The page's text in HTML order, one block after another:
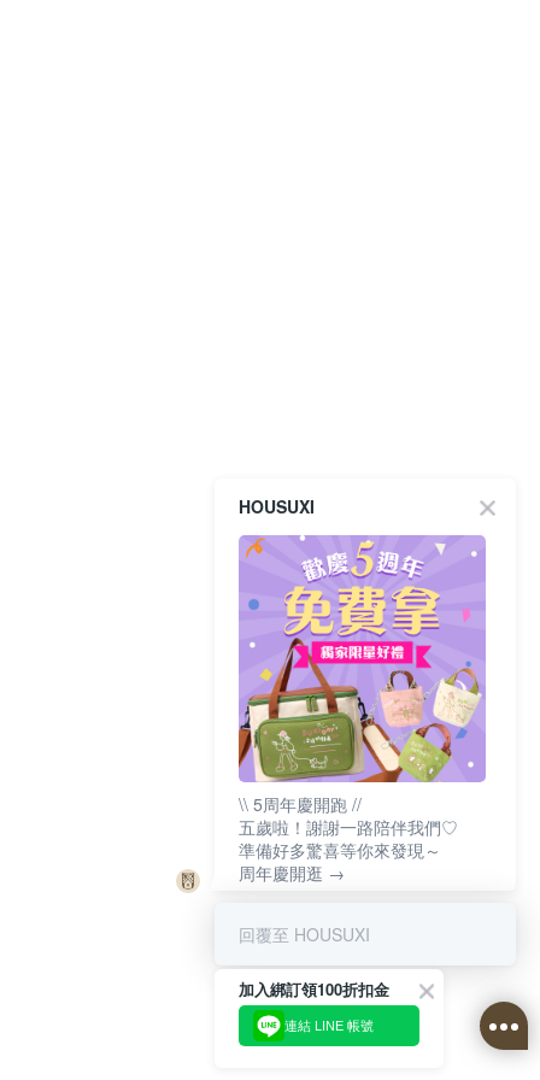
HOUSUXI
\\ 5周年慶開跑 //
五歲啦！謝謝一路陪伴我們♡
準備好多驚喜等你來發現～
周年慶開逛 →
回覆至 HOUSUXI
加入綁訂領100折扣金
連結 LINE 帳號